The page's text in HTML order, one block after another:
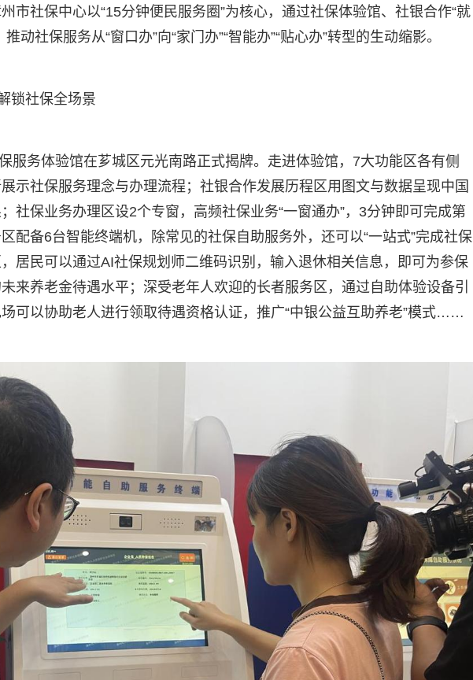
市社保中心以“15分钟便民服务圈”为核心，通过社保体验馆、社银合作“就
动社保服务从“窗口办”向“家门办”“智能办”“贴心办”转型的生动缩影。
锁社保全场景
服务体验馆在芗城区元光南路正式揭牌。走进体验馆，7大功能区各有侧
示社保服务理念与办理流程；社银合作发展历程区用图文与数据呈现中国
社保业务办理区设2个专窗，高频社保业务“一窗通办”，3分钟即可完成第
配备6台智能终端机，除常见的社保自助服务外，还可以“一站式”完成社保
居民可以通过AI社保规划师二维码识别，输入退休相关信息，即可为参保
来养老金待遇水平；深受老年人欢迎的长者服务区，通过自助体验设备引
可以协助老人进行领取待遇资格认证，推广“中银公益互助养老”模式……